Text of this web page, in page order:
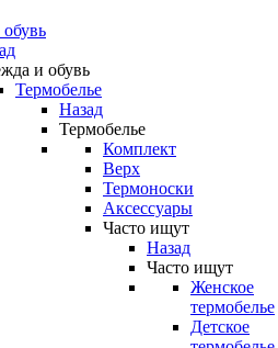
и обувь
Термобелье
Назад
Термобелье
Комплект
Верх
Термоноски
Аксессуары
Часто ищут
Назад
Часто ищут
Женское
термобелье
Детское